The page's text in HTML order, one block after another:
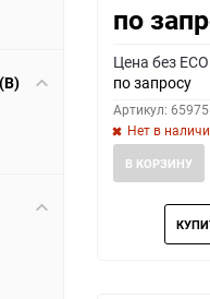
по
Цена без
по запросу
Артикул: 65975
Нет в
В КОРЗИНУ